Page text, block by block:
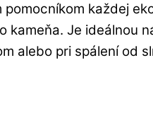
každej
kameňa. Je ideálnou
alebo pri spálení od